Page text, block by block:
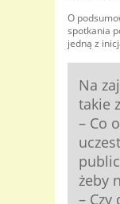
O
spotkania
jedną z
Na
takie
– Co
żeby
–